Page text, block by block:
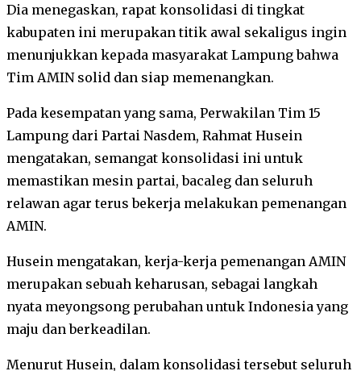
Dia menegaskan, rapat konsolidasi di tingkat
kabupaten ini merupakan titik awal sekaligus ingin
menunjukkan kepada masyarakat Lampung bahwa
Tim AMIN solid dan siap memenangkan.
Pada kesempatan yang sama, Perwakilan Tim 15
Lampung dari Partai Nasdem, Rahmat Husein
mengatakan, semangat konsolidasi ini untuk
memastikan mesin partai, bacaleg dan seluruh
relawan agar terus bekerja melakukan pemenangan
AMIN.
Husein mengatakan, kerja-kerja pemenangan AMIN
merupakan sebuah keharusan, sebagai langkah
nyata meyongsong perubahan untuk Indonesia yang
maju dan berkeadilan.
Menurut Husein, dalam konsolidasi tersebut seluruh